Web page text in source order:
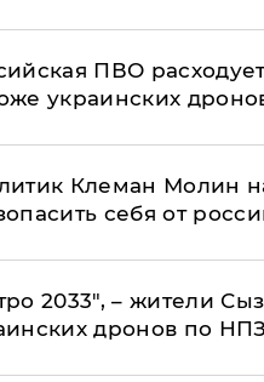
ПВО
украинских
Клеман Молин
себя от
2033", – жители
дронов по НПЗ